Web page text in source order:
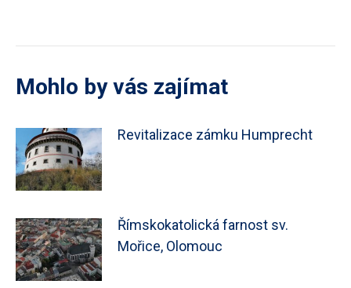
Mohlo by vás zajímat
Revitalizace zámku Humprecht
Římskokatolická farnost sv.
Mořice, Olomouc